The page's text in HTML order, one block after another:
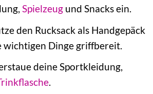
Spielzeugund Snacks ein.
den Rucksack als Handgepäck
wichtigen Dinge griffbereit.
deine Sportkleidung,
.